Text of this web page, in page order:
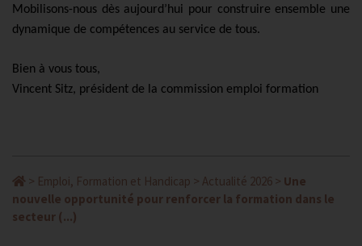
Mobilisons-nous dès aujourd’hui pour construire ensemble une
dynamique de compétences au service de tous.
Bien à vous tous,
Vincent Sitz, président de la commission emploi formation
> Emploi, Formation et Handicap > Actualité 2026 > Une
nouvelle opportunité pour renforcer la formation dans le
secteur (...)